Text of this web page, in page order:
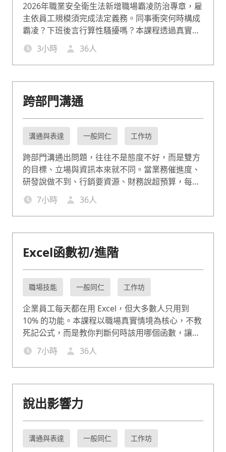
2026年職業安全衛生法新增職場霸凌防治專章，雇
主依員工規模須完成法定義務。同事衝突何時構成
霸凌？下班後言行算性騷擾嗎？本課程透過真實判
決案例，協助辨識行為邊界、掌握申訴處理流程，
確保企業符合職安法與性別平等工作法規定。
3小時 36人
跨部門溝通
溝通與表達 一般同仁 工作坊
跨部門溝通出問題，往往不是態度不好，而是雙方
的目標、立場與資訊本來就不同。當業務催進度、
研發說做不到、行銷要資源、財務說超預算，每個
人都沒有錯，只是沒有人學過怎麼在這種結構下有
效溝通。此堂課幫助職場工作者看懂跨部門溝通的
底層邏輯：為什麼對方難溝通、如何在立場不同時
建立共識、怎麼表達需求。透過結構化工具與大量
製。
7小時 36人
Excel函數初/進階
職場技能 一般同仁 工作坊
企業員工每天都在用 Excel，但大多數人只用到
10% 的功能。本課程以職場真實情境為核心，不教
死記公式，而是教你判斷何時該用哪個函數，讓
VLOOKUP、SUMIFS、TEXT、MID 等關鍵函數在
工作中真正派上用場。課程分為初階(7hr)與進階
(7hr)，適合從完全不熟函數到有基礎但想突破瓶頸
的職場工作者，每個函數搭配企業實際案例演練，
7小時 36人
說出影響力
溝通與表達 一般同仁 工作坊